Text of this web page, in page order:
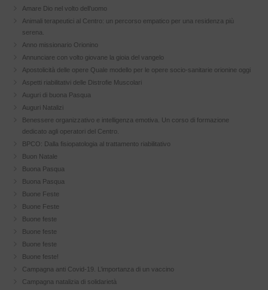
Amare Dio nel volto dell’uomo
Animali terapeutici al Centro: un percorso empatico per una residenza più
serena.
Anno missionario Orionino
Annunciare con volto giovane la gioia del vangelo
Apostolicità delle opere Quale modello per le opere socio-sanitarie orionine oggi
Aspetti riabilitativi delle Distrofie Muscolari
Auguri di buona Pasqua
Auguri Natalizi
Benessere organizzativo e intelligenza emotiva. Un corso di formazione
dedicato agli operatori del Centro.
BPCO: Dalla fisiopatologia al trattamento riabilitativo
Buon Natale
Buona Pasqua
Buona Pasqua
Buone Feste
Buone Feste
Buone feste
Buone feste
Buone feste
Buone feste!
Campagna anti Covid-19. L’importanza di un vaccino
Campagna natalizia di solidarietà